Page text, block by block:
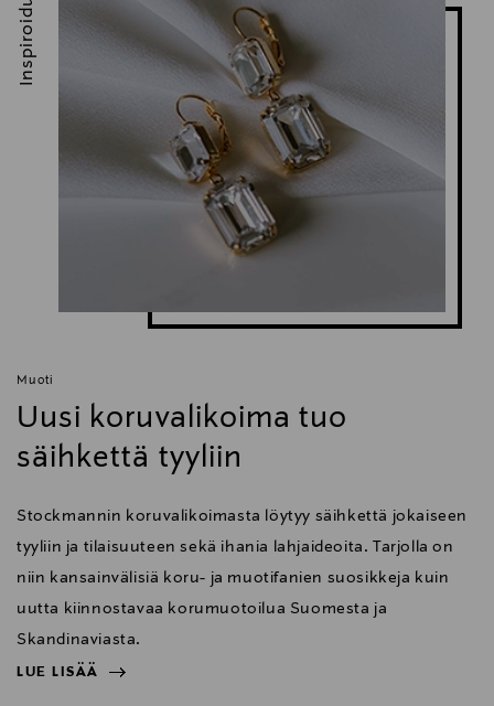
rannekoru, sydän, Edblad, koru, lahja
Muoti
Uusi koruvalikoima tuo
säihkettä tyyliin
Stockmannin koruvalikoimasta löytyy säihkettä jokaiseen
tyyliin ja tilaisuuteen sekä ihania lahjaideoita. Tarjolla on
niin kansainvälisiä koru- ja muotifanien suosikkeja kuin
uutta kiinnostavaa korumuotoilua Suomesta ja
Skandinaviasta.
LUE LISÄÄ
Inspiroidu